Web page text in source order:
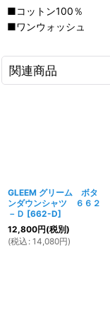
■コットン100％
■ワンウォッシュ
関連商品
GLEEM グリーム ボタ
ンダウンシャツ ６６２
－Ｄ [662-D]
12,800円(税別)
(税込 : 14,080円)